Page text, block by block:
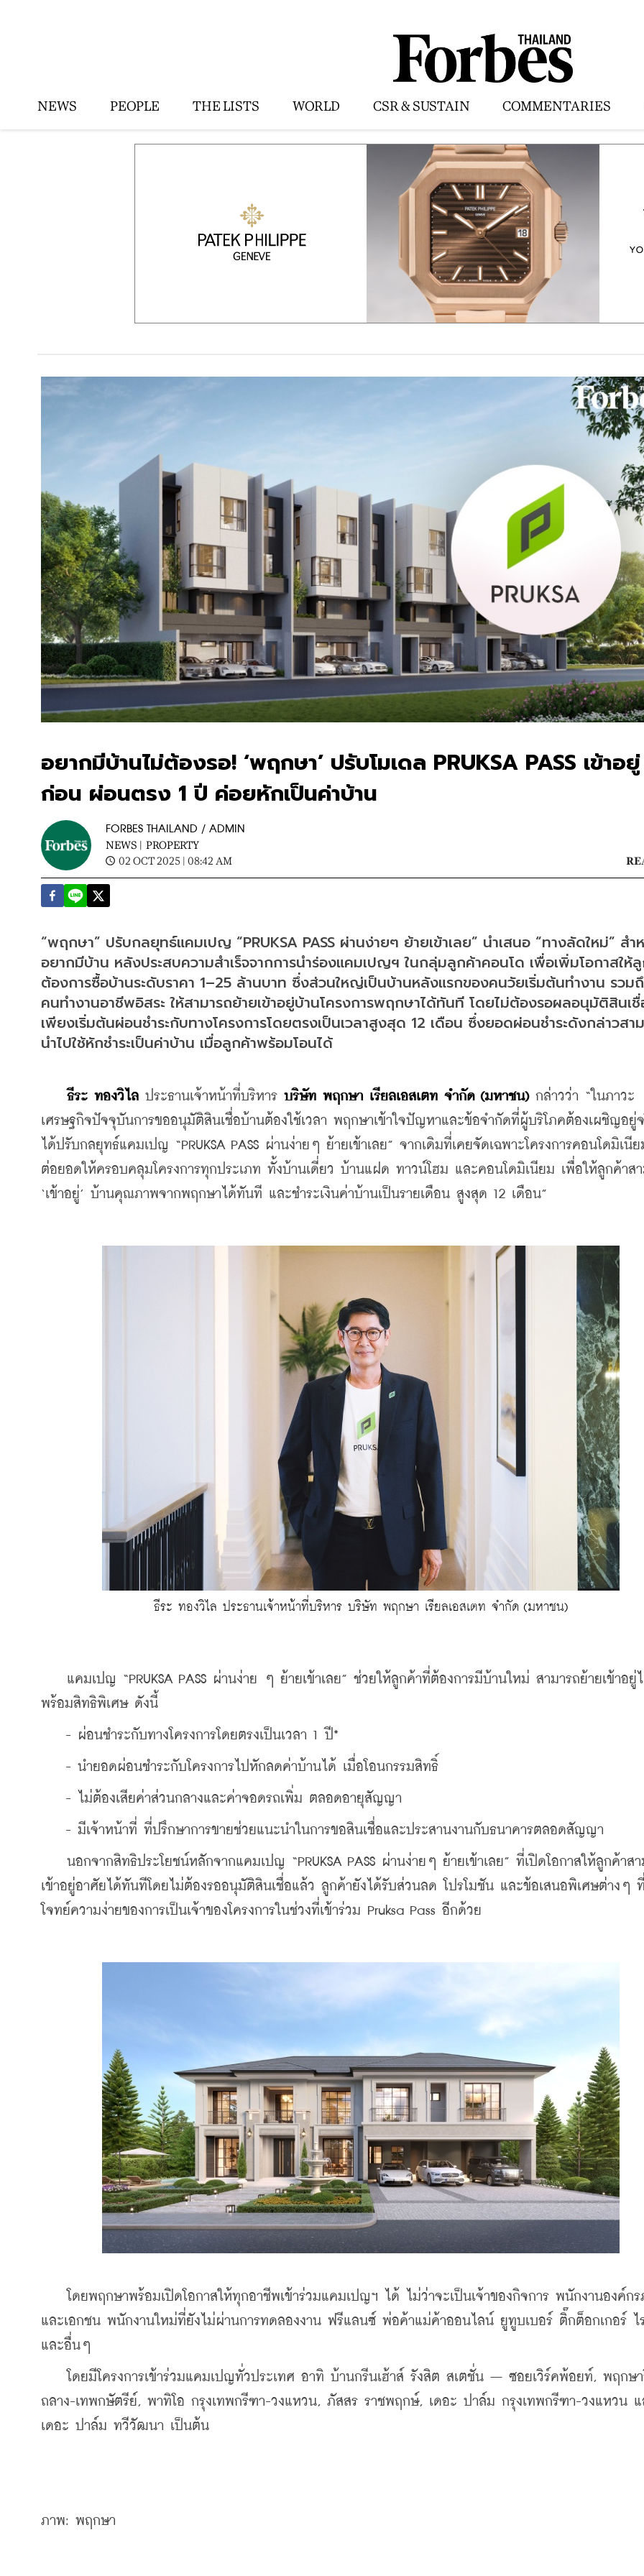
NEWS PEOPLE THE LISTS WORLD CSR & SUSTAIN COMMENTARIES
อยากมีบ้านไม่ต้องรอ! ‘พฤกษา’ ปรับโมเดล PRUKSA PASS เข้าอยู่
ก่อน ผ่อนตรง 1 ปี ค่อยหักเป็นค่าบ้าน
FORBES THAILAND / ADMIN
NEWS | PROPERTY
02 OCT 2025 | 08:42 AM
“พฤกษา” ปรับกลยุทธ์แคมเปญ “PRUKSA PASS ผ่านง่ายๆ ย้ายเข้าเลย” นำเสนอ “ทางลัดใหม่” สำ
อยากมีบ้าน หลังประสบความสำเร็จจากการนำร่องแคมเปญฯ ในกลุ่มลูกค้าคอนโด เพื่อเพิ่มโอกาสให้
ต้องการซื้อบ้านระดับราคา 1–25 ล้านบาท ซึ่งส่วนใหญ่เป็นบ้านหลังแรกของคนวัยเริ่มต้นทำงาน รวม
คนทำงานอาชีพอิสระ ให้สามารถย้ายเข้าอยู่บ้านโครงการพฤกษาได้ทันที โดยไม่ต้องรอผลอนุมัติสินเ
เพียงเริ่มต้นผ่อนชำระกับทางโครงการโดยตรงเป็นเวลาสูงสุด 12 เดือน ซึ่งยอดผ่อนชำระดังกล่าวสา
นำไปใช้หักชำระเป็นค่าบ้าน เมื่อลูกค้าพร้อมโอนได้
ธีระ ทองวิไล ประธานเจ้าหน้าที่บริหาร บริษัท พฤกษา เรียลเอสเตท จำกัด (มหาชน) กล่าวว่า “ในภาวะ
เศรษฐกิจปัจจุบันการขออนุมัติสินเชื่อบ้านต้องใช้เวลา พฤกษาเข้าใจปัญหาและข้อจำกัดที่ผู้บริโภคต้องเผชิญอยู่
ได้ปรับกลยุทธ์แคมเปญ “PRUKSA PASS ผ่านง่ายๆ ย้ายเข้าเลย” จากเดิมที่เคยจัดเฉพาะโครงการคอนโดมิเนี
ต่อยอดให้ครอบคลุมโครงการทุกประเภท ทั้งบ้านเดี่ยว บ้านแฝด ทาวน์โฮม และคอนโดมิเนียม เพื่อให้ลูกค้าสา
‘เข้าอยู่’ บ้านคุณภาพจากพฤกษาได้ทันที และชำระเงินค่าบ้านเป็นรายเดือน สูงสุด 12 เดือน”
ธีระ ทองวิไล ประธานเจ้าหน้าที่บริหาร บริษัท พฤกษา เรียลเอสเตท จำกัด (มหาชน)
แคมเปญ “PRUKSA PASS ผ่านง่าย ๆ ย้ายเข้าเลย” ช่วยให้ลูกค้าที่ต้องการมีบ้านใหม่ สามารถย้ายเข้าอยู่
พร้อมสิทธิพิเศษ ดังนี้
- ผ่อนชำระกับทางโครงการโดยตรงเป็นเวลา 1 ปี*
- นำยอดผ่อนชำระกับโครงการไปหักลดค่าบ้านได้ เมื่อโอนกรรมสิทธิ์
- ไม่ต้องเสียค่าส่วนกลางและค่าจอดรถเพิ่ม ตลอดอายุสัญญา
- มีเจ้าหน้าที่ ที่ปรึกษาการขายช่วยแนะนำในการขอสินเชื่อและประสานงานกับธนาคารตลอดสัญญา
นอกจากสิทธิประโยชน์หลักจากแคมเปญ “PRUKSA PASS ผ่านง่ายๆ ย้ายเข้าเลย” ที่เปิดโอกาสให้ลูกค้าสา
เข้าอยู่อาศัยได้ทันทีโดยไม่ต้องรออนุมัติสินเชื่อแล้ว ลูกค้ายังได้รับส่วนลด โปรโมชัน และข้อเสนอพิเศษต่างๆ
โจทย์ความง่ายของการเป็นเจ้าของโครงการในช่วงที่เข้าร่วม Pruksa Pass อีกด้วย
โดยพฤกษาพร้อมเปิดโอกาสให้ทุกอาชีพเข้าร่วมแคมเปญฯ ได้ ไม่ว่าจะเป็นเจ้าของกิจการ พนักงานองค์กร
และเอกชน พนักงานใหม่ที่ยังไม่ผ่านการทดลองงาน ฟรีแลนซ์ พ่อค้าแม่ค้าออนไลน์ ยูทูบเบอร์ ติ๊กต็อกเกอร์ ไ
และอื่นๆ
โดยมีโครงการเข้าร่วมแคมเปญทั่วประเทศ อาทิ บ้านกรีนเฮ้าส์ รังสิต สเตชั่น – ซอยเวิร์คพ้อยท์, พฤกษ
ถลาง-เทพกษัตรีย์, พาทิโอ กรุงเทพกรีฑา-วงแหวน, ภัสสร ราชพฤกษ์, เดอะ ปาล์ม กรุงเทพกรีฑา-วงแหวน แ
เดอะ ปาล์ม ทวีวัฒนา เป็นต้น
ภาพ: พฤกษา